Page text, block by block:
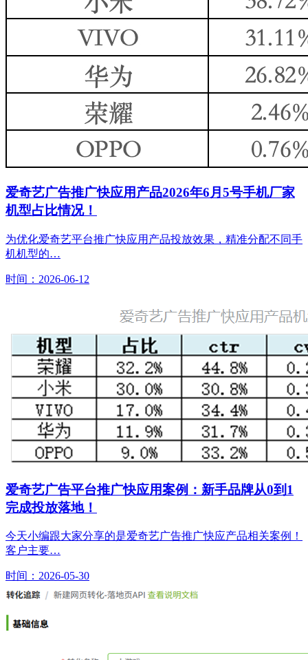
爱奇艺广告推广快应用产品2026年6月5号手机厂家
机型占比情况！
为优化爱奇艺平台推广快应用产品投放效果，精准分配不同手
机机型的…
时间：2026-06-12
爱奇艺广告平台推广快应用案例：新手品牌从0到1
完成投放落地！
今天小编跟大家分享的是爱奇艺广告推广快应产品相关案例！
客户主要…
时间：2026-05-30